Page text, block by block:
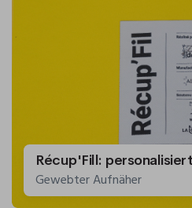
Gewebter Aufnäher